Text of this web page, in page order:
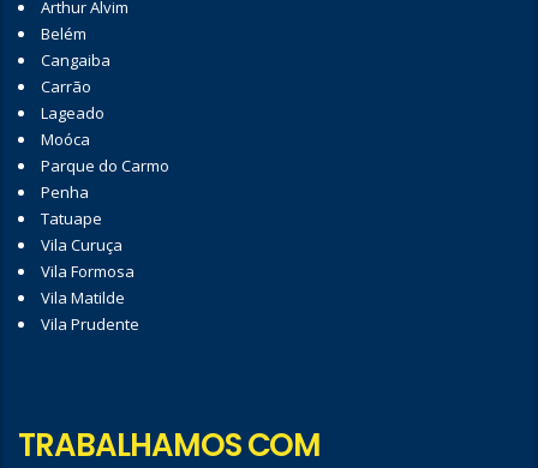
Arthur Alvim
Belém
Cangaiba
Carrão
Lageado
Moóca
Parque do Carmo
Penha
Tatuape
Vila Curuça
Vila Formosa
Vila Matilde
Vila Prudente
TRABALHAMOS COM